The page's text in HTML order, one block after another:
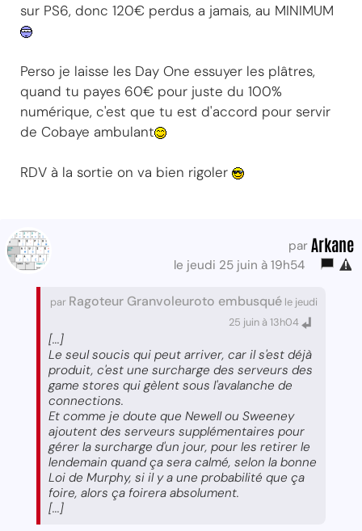
sur PS6, donc 120€ perdus a jamais, au MINIMUM
Perso je laisse les Day One essuyer les plâtres,
quand tu payes 60€ pour juste du 100%
numérique, c'est que tu est d'accord pour servir
de Cobaye ambulant
RDV à la sortie on va bien rigoler
par Arkane
le jeudi 25 juin à 19h54
par Ragoteur Granvoleuroto embusqué le jeudi
25 juin à 13h04
[...]
Le seul soucis qui peut arriver, car il s'est déjà
produit, c'est une surcharge des serveurs des
game stores qui gèlent sous l'avalanche de
connections.
Et comme je doute que Newell ou Sweeney
ajoutent des serveurs supplémentaires pour
gérer la surcharge d'un jour, pour les retirer le
lendemain quand ça sera calmé, selon la bonne
Loi de Murphy, si il y a une probabilité que ça
foire, alors ça foirera absolument.
[...]